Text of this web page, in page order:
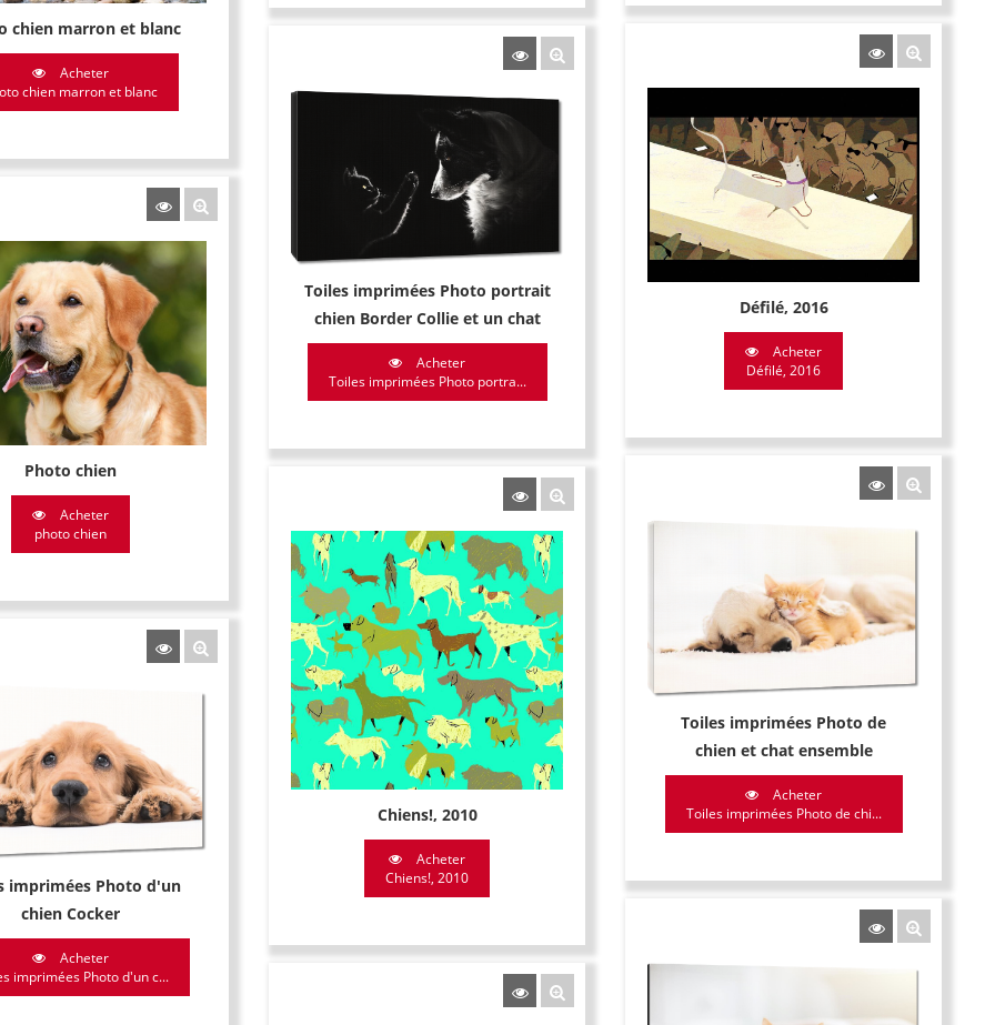
chien marron et blanc
Acheter
chien marron et blanc
Défilé, 2016
Acheter
Défilé, 2016
Toiles imprimées Photo portrait
chien Border Collie et un chat
Acheter
Toiles imprimées Photo portra...
Photo chien
Acheter
photo chien
Toiles imprimées Photo de
chien et chat ensemble
Acheter
Toiles imprimées Photo de chi...
Chiens!, 2010
Acheter
Chiens!, 2010
imprimées Photo d'un
chien Cocker
Acheter
imprimées Photo d'un c...